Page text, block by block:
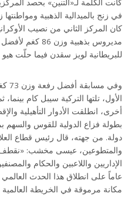
في زنج بالميدالية الذهبية ومواطنتها
كان المركز الثاني من نصيب الأوكرانية
مديروس بذهبية
للبريطانية لويز سقدن فيما حلّت هيو
الأول، تلتها التركية سيبل كام
أخرى، انطلقت الأدوار التأهيلية
دولة. من جهته، قال رئيس قطاع
والمتطوعين، عيسى مخشب: «نقطف
عاماً على انطلاق هذا الحدث
مكانة مرموقة في الخريطة